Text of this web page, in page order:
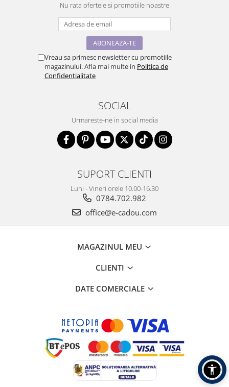
Nu rata ofertele si promotiile noastre
Vreau sa primesc newsletter cu promotiile
magazinului. Afla mai multe in Politica de
Confidentialitate
SOCIAL
Urmareste-ne in social media
SUPORT CLIENTI
Luni - Vineri orele 10.00-16.30
0784.702.982
office@e-cadou.com
MAGAZINUL MEU
CLIENTI
DATE COMERCIALE